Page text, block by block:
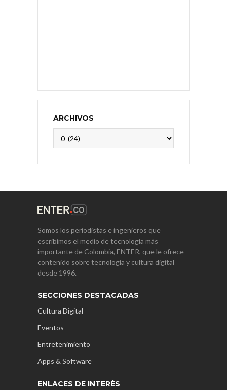
ARCHIVOS
Somos los periodistas e ingenieros que
escribimos el medio de tecnología más
importante de Colombia, ENTER, que le ofrece
contenido sobre tecnología y cultura digital
desde 1996.
SECCIONES DESTACADAS
Cultura Digital
Eventos
Entretenimiento
Apps & Software
ENLACES DE INTERÉS